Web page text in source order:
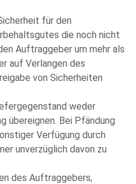
für den
die noch nicht
Auftraggeber um mehr als
auf Verlangen des
von Sicherheiten
weder
übereignen. Bei Pfändung
Verfügung durch
unverzüglich davon zu
des Auftraggebers,